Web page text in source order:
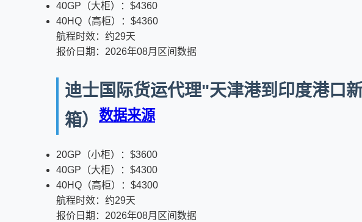
40GP（大柜）：$4360
40HQ（高柜）：$4360
航程时效：约29天
报价日期：2026年08月区间数据
迪士国际货运代理"天津港到印度港口
箱） 数据来源
20GP（小柜）：$3600
40GP（大柜）：$4300
40HQ（高柜）：$4300
航程时效：约29天
报价日期：2026年08月区间数据